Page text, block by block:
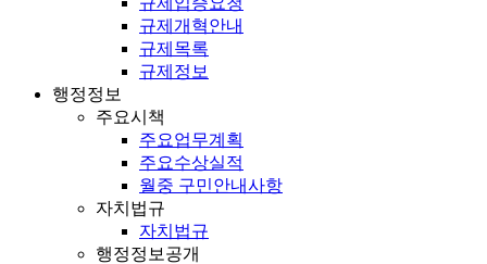
규제개혁안내
규제목록
규제정보
행정정보
주요시책
주요업무계획
주요수상실적
월중 구민안내사항
자치법규
자치법규
행정정보공개